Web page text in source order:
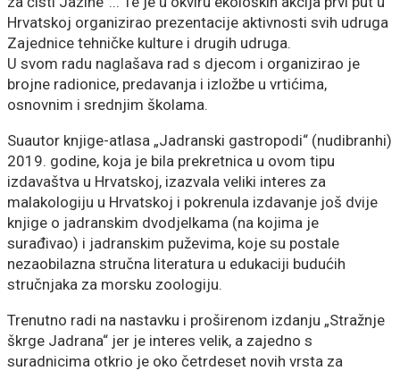
Hrvatskoj organizirao prezentacije aktivnosti svih udruga
Zajednice tehničke kulture i drugih udruga.
U svom radu naglašava rad s djecom i organizirao je
brojne radionice, predavanja i izložbe u vrtićima,
osnovnim i srednjim školama.
Suautor knjige-atlasa „Jadranski gastropodi“ (nudibranhi)
2019. godine, koja je bila prekretnica u ovom tipu
izdavaštva u Hrvatskoj, izazvala veliki interes za
malakologiju u Hrvatskoj i pokrenula izdavanje još dvije
knjige o jadranskim dvodjelkama (na kojima je
surađivao) i jadranskim puževima, koje su postale
nezaobilazna stručna literatura u edukaciji budućih
stručnjaka za morsku zoologiju.
Trenutno radi na nastavku i proširenom izdanju „Stražnje
škrge Jadrana“ jer je interes velik, a zajedno s
suradnicima otkrio je oko četrdeset novih vrsta za